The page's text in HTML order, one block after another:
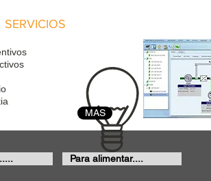
SERVICIOS
MAS
Para alimentar....